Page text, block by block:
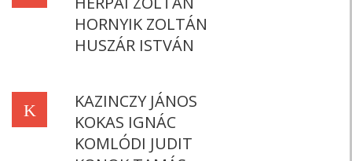
HORNYIK ZOLTÁN
HUSZÁR ISTVÁN
K
KAZINCZY JÁNOS
KOKAS IGNÁC
KOMLÓDI JUDIT